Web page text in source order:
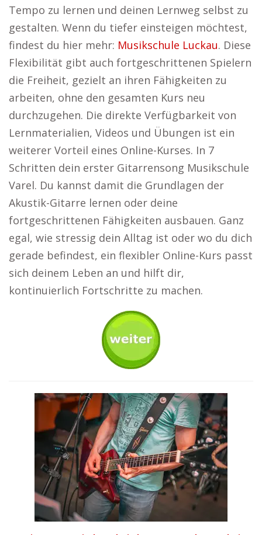
Tempo zu lernen und deinen Lernweg selbst zu
gestalten. Wenn du tiefer einsteigen möchtest,
findest du hier mehr: Musikschule Luckau. Diese
Flexibilität gibt auch fortgeschrittenen Spielern
die Freiheit, gezielt an ihren Fähigkeiten zu
arbeiten, ohne den gesamten Kurs neu
durchzugehen. Die direkte Verfügbarkeit von
Lernmaterialien, Videos und Übungen ist ein
weiterer Vorteil eines Online-Kurses. In 7
Schritten dein erster Gitarrensong Musikschule
Varel. Du kannst damit die Grundlagen der
Akustik-Gitarre lernen oder deine
fortgeschrittenen Fähigkeiten ausbauen. Ganz
egal, wie stressig dein Alltag ist oder wo du dich
gerade befindest, ein flexibler Online-Kurs passt
sich deinem Leben an und hilft dir,
kontinuierlich Fortschritte zu machen.